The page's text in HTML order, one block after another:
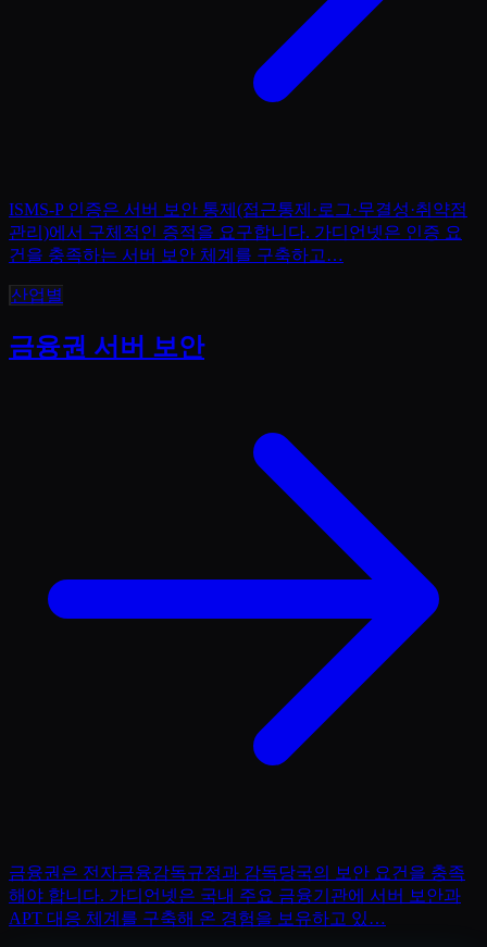
ISMS-P 인증은 서버 보안 통제(접근통제·로그·무결성·취약점
관리)에서 구체적인 증적을 요구합니다. 가디언넷은 인증 요
건을 충족하는 서버 보안 체계를 구축하고…
산업별
금융권 서버 보안
금융권은 전자금융감독규정과 감독당국의 보안 요건을 충족
해야 합니다. 가디언넷은 국내 주요 금융기관에 서버 보안과
APT 대응 체계를 구축해 온 경험을 보유하고 있…